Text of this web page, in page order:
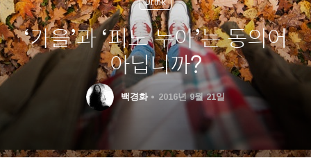
‘가을’과 ‘피노 누아’는 동의어
아닙니까?
백경화 2016년 9월 21일